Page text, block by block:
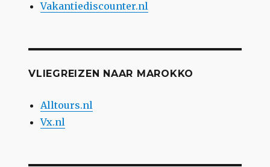
Vakantiediscounter.nl
VLIEGREIZEN NAAR MAROKKO
Alltours.nl
Vx.nl